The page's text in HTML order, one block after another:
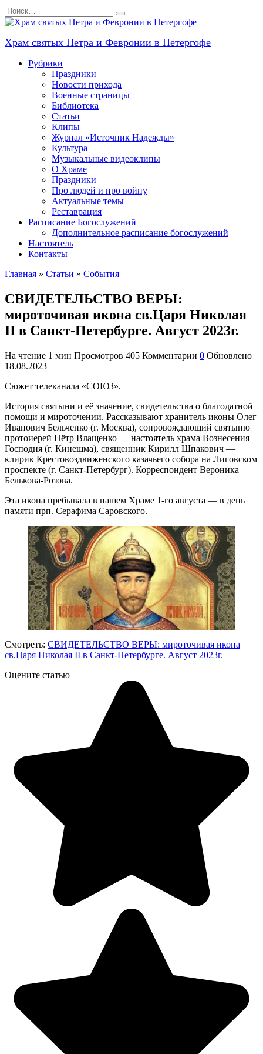
Перейти
к
содержанию
Search
for:
Храм святых Петра и Февронии в Петергофе
Рубрики
Праздники
Новости прихода
Военные страницы
Библиотека
Статьи
Клипы
Журнал «Источник Надежды»
Культура
Музыкальные видеоклипы
О Храме
Праздники
Про людей и про войну
Актуальные темы
Реставрация
Расписание Богослужений
Дополнительное расписание богослужений
Настоятель
Контакты
Главная » Статьи » События
СВИДЕТЕЛЬСТВО ВЕРЫ:
мироточивая икона св.Царя Николая
II в Санкт-Петербурге. Август 2023г.
На чтение 1 мин Просмотров 405 Комментарии 0 Обновлено
18.08.2023
Сюжет телеканала «СОЮЗ».
История святыни и её значение, свидетельства о благодатной
помощи и мироточении. Рассказывают хранитель иконы Олег
Иванович Бельченко (г. Москва), сопровождающий святыню
протоиерей Пётр Влащенко — настоятель храма Вознесения
Господня (г. Кинешма), священник Кирилл Шпакович —
клирик Крестовоздвиженского казачьего собора на Лиговском
проспекте (г. Санкт-Петербург). Корреспондент Вероника
Белькова-Розова.
Эта икона пребывала в нашем Храме 1-го августа — в день
памяти прп. Серафима Саровского.
Смотреть: СВИДЕТЕЛЬСТВО ВЕРЫ: мироточивая икона
св.Царя Николая II в Санкт-Петербурге. Август 2023г.
Оцените статью